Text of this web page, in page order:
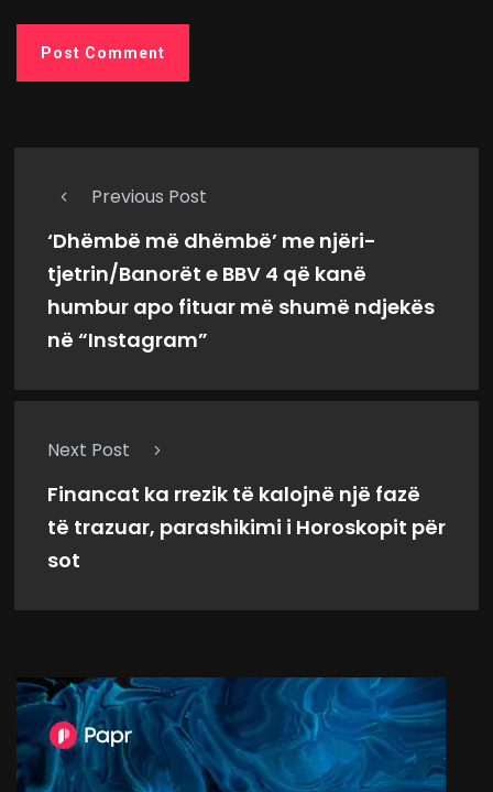
Previous Post
‘Dhëmbë më dhëmbë’ me njëri-
tjetrin/Banorët e BBV 4 që kanë
humbur apo fituar më shumë ndjekës
në “Instagram”
Next Post
Financat ka rrezik të kalojnë një fazë
të trazuar, parashikimi i Horoskopit për
sot